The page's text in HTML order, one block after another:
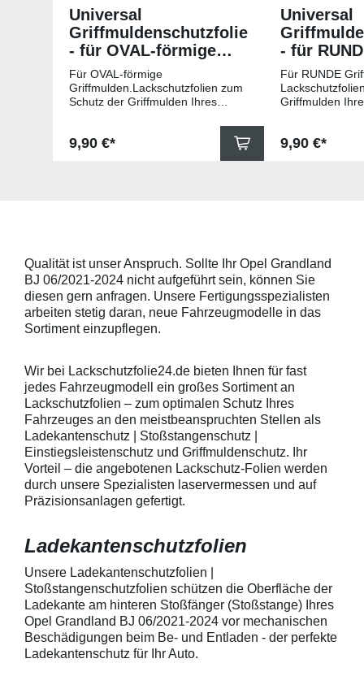
Universal
Griffmuldenschutzfolie
- für OVAL-förmige
Griffmulden
Für OVAL-förmige
Griffmulden.Lackschutzfolien zum
Schutz der Griffmulden Ihres
Schutzfolie gegen Kratzer in den
Griffmulden. Die Pads sind 78mm
beigelegter Anleitung) benetzen,
diese danach auflegen und mittig
anstreichen - anschließend die
Lackschutzfolie mittels Fön
erwärmen und von der Mitte
heraus in alle Richtungen
kontaktieren Sie uns bitte
telefonisch. Lieferumfang
transparente Lackschutzfolie 5
Stück Lackschutzpads für 5
Griffmulden / Griffschalen
Merkmale Spezielle Vinylfolie mit
bestmöglichem Schutz gegen
Kratzer und Abrieb Bestens
geeignet zum Schutz von
Fahrzeugkarosserien gegen
mechanische Einwirkung am
Fahrzeugkarosserien und
mechanische Einwirkung
entwickeltStärke der Folie beträgt
150 µmSchützt den wertvollen
Lack in der GriffmuldenKeine
unschönen Kratzer durch
Fingenägel oder Ringe in den
GriffmuldenSpezielle Vinylfolie mit
bestmöglichem Schutz gegen
Regulärer Preis:
9,90 €*
Universal
- für
Für RUNDE
Griffmulden
Die Pads sind
Schutzpads
sollten die
Griffmulden
Aussenrändern
Folie mit
beigelegter
diese danach
anstreichen -
Lackschutzfolie
heraus in alle
ausstreichen.
kontaktieren
telefonisch.
geeignet zum
mechanische
zum Schutz von
Regulärer
9,90 €*
Qualität ist unser Anspruch. Sollte Ihr Opel Grandland
BJ 06/2021-2024 nicht aufgeführt sein, können Sie
diesen gern anfragen. Unsere Fertigungsspezialisten
arbeiten stetig daran, neue Fahrzeugmodelle in das
Sortiment einzupflegen.
Wir bei Lackschutzfolie24.de bieten Ihnen für fast
jedes Fahrzeugmodell ein großes Sortiment an
Lackschutzfolien – zum optimalen Schutz Ihres
Fahrzeuges an den meistbeanspruchten Stellen als
Ladekantenschutz | Stoßstangenschutz |
Einstiegsleistenschutz und Griffmuldenschutz. Ihr
Vorteil – die angebotenen Lackschutz-Folien werden
durch unsere Spezialisten laservermessen und auf
Präzisionsanlagen gefertigt.
Ladekantenschutzfolien
Unsere Ladekantenschutzfolien |
Stoßstangenschutzfolien schützen die Oberfläche der
Ladekante am hinteren Stoßfänger (Stoßstange) Ihres
Opel Grandland BJ 06/2021-2024 vor mechanischen
Beschädigungen beim Be- und Entladen - der perfekte
Ladekantenschutz für Ihr Auto.